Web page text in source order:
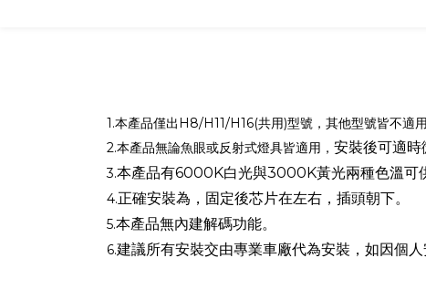
1.本產品僅出H8/H11/H16(共用)型號，其他型號皆不適用
2.本產品無論魚眼或反射式燈具皆適用， 安裝後可適時
3.本產品有6000K白光與3000K黃光兩種色溫可
4.正確安裝為，固定後芯片在左右，插頭朝下。
5.本產品無內建解碼功能。
6.建議所有安裝交由專業車廠代為安裝，如因個